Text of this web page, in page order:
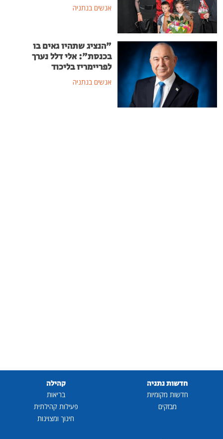
אנשים בנתניה
"הנציג שתהיו גאים בו
בכנסת": אלי דלל נערך
לפריימריז בליכוד
אנשים בנתניה
חדשות נתניה
חדשות מקומיות
מבזקים
קהילה
בריאות
פעילות קהילתית
חינוך ומצוינות